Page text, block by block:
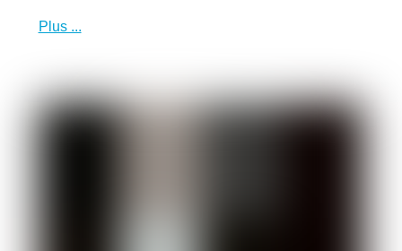
Plus ...